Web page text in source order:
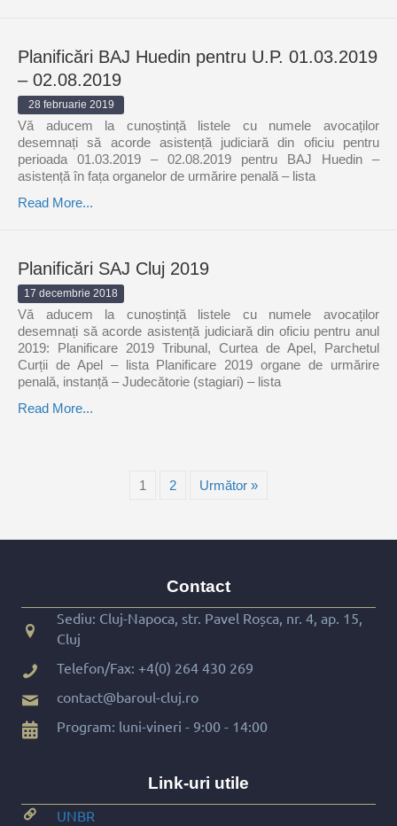
Planificări BAJ Huedin pentru U.P. 01.03.2019
– 02.08.2019
28 februarie 2019
Vă aducem la cunoștință listele cu numele avocaților
desemnați să acorde asistență judiciară din oficiu pentru
perioada 01.03.2019 – 02.08.2019 pentru BAJ Huedin –
asistență în fața organelor de urmărire penală – lista
Read More...
Planificări SAJ Cluj 2019
17 decembrie 2018
Vă aducem la cunoștință listele cu numele avocaților
desemnați să acorde asistență judiciară din oficiu pentru anul
2019: Planificare 2019 Tribunal, Curtea de Apel, Parchetul
Curții de Apel – lista Planificare 2019 organe de urmărire
penală, instanță – Judecătorie (stagiari) – lista
Read More...
1 2 Următor »
Contact
Sediu: Cluj-Napoca, str. Pavel Roșca, nr. 4, ap. 15,
Cluj
Telefon/Fax: +4(0) 264 430 269
contact@baroul-cluj.ro
Program: luni-vineri - 9:00 - 14:00
Link-uri utile
UNBR